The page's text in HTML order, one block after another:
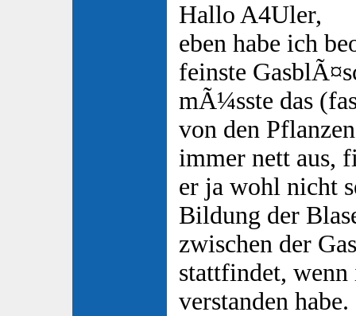
Hallo A4Uler,
eben habe ich
feinste
mÃ¼sste das
von den
immer nett aus,
er ja wohl nicht
Bildung der
zwischen der
stattfindet,
verstanden habe.